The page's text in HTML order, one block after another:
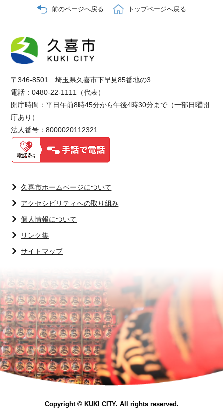
前のページへ戻る トップページへ戻る
〒346-8501 埼玉県久喜市下早見85番地の3
電話：0480-22-1111（代表）
開庁時間：平日午前8時45分から午後4時30分まで（一部日曜開
庁あり）
法人番号：8000020112321
久喜市ホームページについて
アクセシビリティへの取り組み
個人情報について
リンク集
サイトマップ
Copyright © KUKI CITY. All rights reserved.